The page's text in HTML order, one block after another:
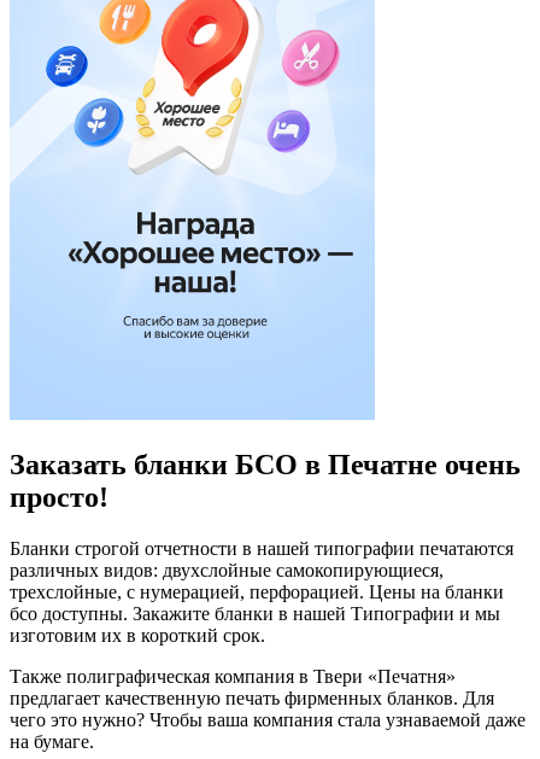
Заказать бланки БСО в Печатне очень
просто!
Бланки строгой отчетности в нашей типографии печатаются
различных видов: двухслойные самокопирующиеся,
трехслойные, с нумерацией, перфорацией. Цены на бланки
бсо доступны. Закажите бланки в нашей Типографии и мы
изготовим их в короткий срок.
Также полиграфическая компания в Твери «Печатня»
предлагает качественную печать фирменных бланков. Для
чего это нужно? Чтобы ваша компания стала узнаваемой даже
на бумаге.